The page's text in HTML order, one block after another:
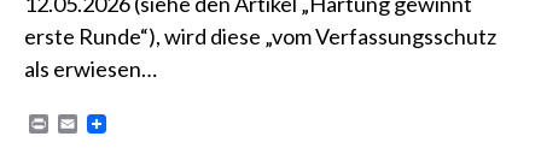
erste Runde“), wird diese „vom Verfassungsschutz
als erwiesen…
E